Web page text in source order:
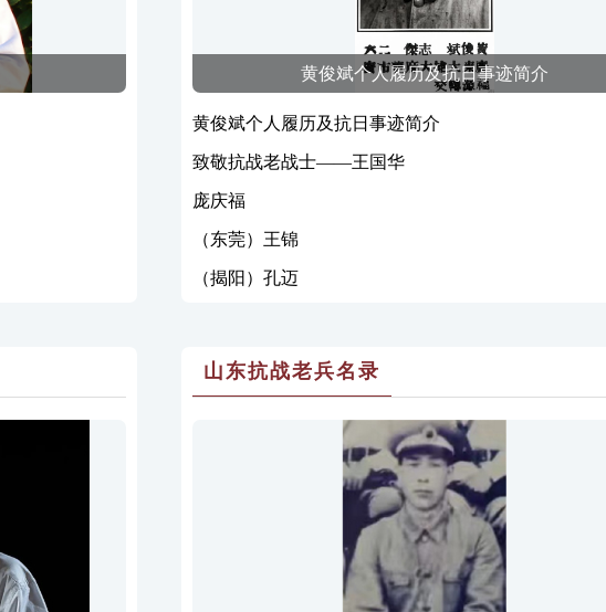
黄俊斌个人履历及抗日事迹简介
黄俊斌个人履历及抗日事迹简介
致敬抗战老战士——王国华
庞庆福
（东莞）王锦
（揭阳）孔迈
山东抗战老兵名录